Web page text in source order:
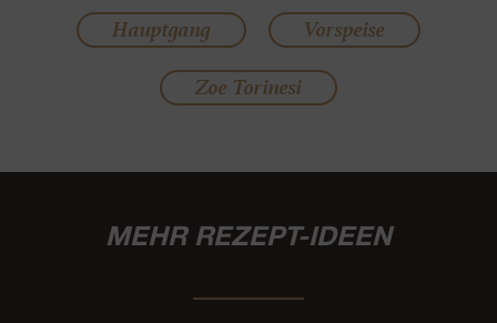
Hauptgang
Vorspeise
Zoe Torinesi
MEHR REZEPT-IDEEN